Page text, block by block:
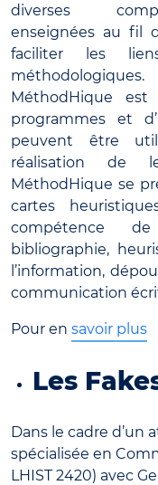
diverses
enseignées au fil
faciliter les
MéthodHique est
programmes et
peuvent être
réalisation de
MéthodHique se
cartes
compétence de
bibliographie,
l’information,
communication
Pour en savoir plus
Les
Dans le cadre d’un
spécialisée en
LHIST 2420) avec